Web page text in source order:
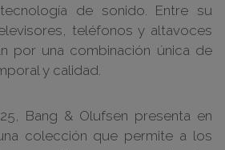
de sonido. Entre su
teléfonos y altavoces
por una combinación única de
y calidad.
Bang & Olufsen presenta en
colección que permite a los